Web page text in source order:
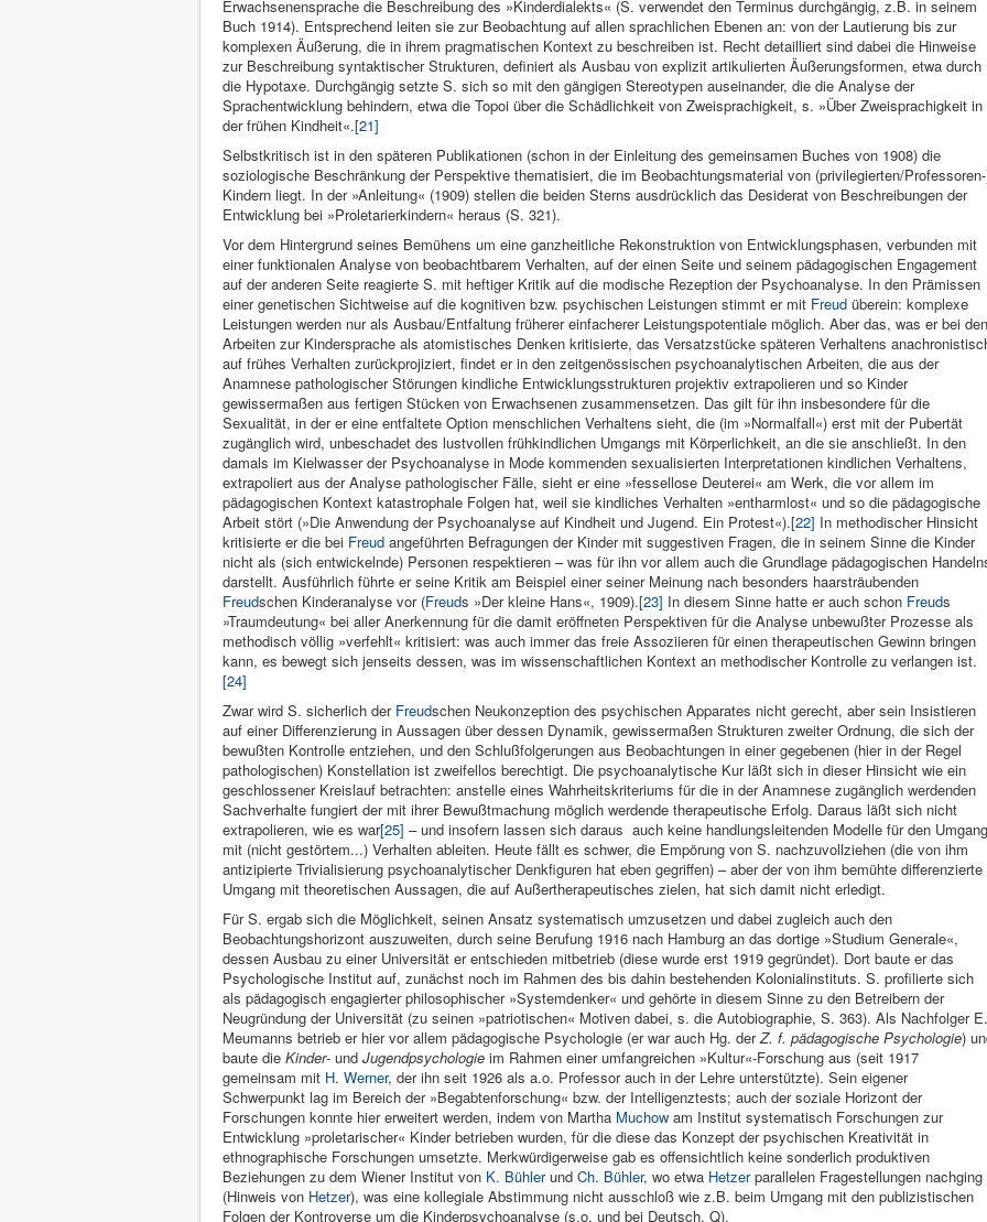
Erwachsenensprache die Beschreibung des »Kinderdialekts« (S. verwendet den Terminus durchgängig, z.B. in seinem
Buch 1914). Entsprechend leiten sie zur Beobachtung auf allen sprachlichen Ebenen an: von der Lautierung bis zur
komplexen Äußerung, die in ihrem pragmatischen Kontext zu beschreiben ist. Recht detailliert sind dabei die Hinweise
zur Beschreibung syntaktischer Strukturen, definiert als Ausbau von explizit artikulierten Äußerungsformen, etwa durch
die Hypotaxe. Durchgängig setzte S. sich so mit den gängigen Stereotypen auseinander, die die Analyse der
Sprachentwicklung behindern, etwa die Topoi über die Schädlichkeit von Zweisprachigkeit, s. »Über Zweisprachigkeit in
der frühen Kindheit«.[21]
Selbstkritisch ist in den späteren Publi­kationen (schon in der Einleitung des ge­meinsamen Buches von 1908) die
soziologische Beschrän­kung der Perspektive thematisiert, die im Be­obachtungsmaterial von (privilegierten/
Kindern liegt. In der »Anleitung« (1909) stellen die beiden Sterns ausdrücklich das Desiderat von Beschreibungen der
Entwicklung bei »Proletarierkindern« heraus (S. 321).
Vor dem Hintergrund seines Bemühens um eine ganzheitliche Rekonstruktion von Entwicklungsphasen, verbunden mit
einer funktionalen Analyse von beobachtbarem Verhalten, auf der einen Seite und seinem pädagogischen Engagement
auf der anderen Seite reagierte S. mit heftiger Kritik auf die modische Rezeption der Psychoanalyse. In den Prämissen
einer genetischen Sichtweise auf die kognitiven bzw. psychischen Leistungen stimmt er mit Freud überein: komplexe
Leistungen werden nur als Ausbau/Entfaltung früherer einfacherer Leistungspotentiale möglich. Aber das, was er bei den
Arbeiten zur Kindersprache als atomistisches Denken kritisierte, das Versatzstücke späteren Verhaltens
auf frühes Verhalten zurückprojiziert, findet er in den zeitgenössischen psychoanalytischen Arbeiten, die aus der
Anamnese pathologischer Störungen kindliche Entwicklungsstrukturen projektiv extrapolieren und so Kinder
gewissermaßen aus fertigen Stücken von Erwachsenen zusammensetzen. Das gilt für ihn insbesondere für die
Sexualität, in der er eine entfaltete Option menschlichen Verhaltens sieht, die (im »Normalfall«) erst mit der Pubertät
zugänglich wird, unbeschadet des lustvollen frühkindlichen Umgangs mit Körperlichkeit, an die sie anschließt. In den
damals im Kielwasser der Psychoanalyse in Mode kommenden sexualisierten Interpretationen kindlichen Verhaltens,
extrapoliert aus der Analyse pathologischer Fälle, sieht er eine »fessellose Deuterei« am Werk, die vor allem im
pädagogischen Kontext katastrophale Folgen hat, weil sie kindliches Verhalten »entharmlost« und so die pädagogische
Arbeit stört (»Die Anwendung der Psychoanalyse auf Kindheit und Jugend. Ein Protest«).[22] In methodischer Hinsicht
kritisierte er die bei Freud angeführten Befragungen der Kinder mit suggestiven Fragen, die in seinem Sinne die Kinder
nicht als (sich entwickelnde) Personen respektieren – was für ihn vor allem auch die Grundlage pädagogischen
darstellt. Ausführlich führte er seine Kritik am Beispiel einer seiner Meinung nach besonders haarsträubenden
Freudschen Kinderanalyse vor (Freuds »Der kleine Hans«, 1909).[23] In diesem Sinne hatte er auch schon Freuds
»Traumdeutung« bei aller Anerkennung für die damit eröffneten Perspektiven für die Analyse unbewußter Prozesse als
methodisch völlig »verfehlt« kritisiert: was auch immer das freie Assoziieren für einen therapeutischen Gewinn bringen
kann, es bewegt sich jenseits dessen, was im wissenschaftlichen Kontext an methodischer Kontrolle zu verlangen ist.
[24]
Zwar wird S. sicherlich der Freudschen Neukonzeption des psychischen Apparates nicht gerecht, aber sein Insistieren
auf einer Differenzierung in Aussagen über dessen Dynamik, gewissermaßen Strukturen zweiter Ordnung, die sich der
bewußten Kontrolle entziehen, und den Schlußfolgerungen aus Beobachtungen in einer gegebenen (hier in der Regel
pathologischen) Konstellation ist zweifellos berechtigt. Die psychoanalytische Kur läßt sich in dieser Hinsicht wie ein
geschlossener Kreislauf betrachten: anstelle eines Wahrheitskriteriums für die in der Anamnese zugänglich werdenden
Sachverhalte fungiert der mit ihrer Bewußtmachung möglich werdende therapeutische Erfolg. Daraus läßt sich nicht
extrapolieren, wie es war[25] – und insofern lassen sich daraus auch keine handlungsleitenden Modelle für den Umgang
mit (nicht gestörtem...) Verhalten ableiten. Heute fällt es schwer, die Empörung von S. nachzuvollziehen (die von ihm
antizipierte Trivialisierung psychoanalytischer Denkfiguren hat eben gegriffen) – aber der von ihm bemühte differenzierte
Umgang mit theoretischen Aussagen, die auf Außertherapeutisches zielen, hat sich damit nicht erledigt.
Für S. ergab sich die Möglichkeit, seinen Ansatz systematisch umzusetzen und dabei zugleich auch den
Beobachtungshorizont auszuweiten, durch seine Berufung 1916 nach Hamburg an das dortige »Studium Generale«,
dessen Ausbau zu einer Universität er entschieden mitbetrieb (diese wurde erst 1919 gegründet). Dort baute er das
Psychologische Institut auf, zunächst noch im Rahmen des bis dahin bestehenden Kolonialinstituts. S. profilierte sich
als pädagogisch engagierter philosophischer »Systemdenker« und gehörte in diesem Sinne zu den Betreibern der
Neugründung der Universität (zu seinen »patriotischen« Motiven dabei, s. die Auto­biographie, S. 363). Als Nachfolger E.
Meu­manns betrieb er hier vor allem pädagogische Psychologie (er war auch Hg. derZ. f. pädagogische Psychologie)
baute die Kinder- und Jugendpsycholo­gie im Rahmen einer umfangreichen »Kultur«-Forschung aus (seit 1917
gemeinsam mit H. Werner, der ihn seit 1926 als a.o. Professor auch in der Lehre unterstützte). Sein eigener
Schwerpunkt lag im Bereich der »Begabtenforschung« bzw. der In­telligenztests; auch der soziale Horizont der
Forschungen konnte hier erweitert werden, indem von Martha Muchow am Institut systematisch Forschungen zur
Entwicklung »proletarischer« Kinder betrieben wurden, für die diese das Konzept der psychischen Kreativität in
ethnographische Forschungen umsetzte. Merkwürdigerweise gab es offensichtlich keine sonderlich produktiven
Beziehungen zu dem Wiener Institut von K. Bühlerund Ch. Bühler, wo etwa Hetzerparallelen Fragestellungen nachging
(Hinweis von Hetzer), was eine kollegiale Abstimmung nicht ausschloß wie z.B. beim Umgang mit den publizistischen
Folgen der Kontroverse um die Kinderpsychoanalyse (s.o. und bei Deutsch, Q).